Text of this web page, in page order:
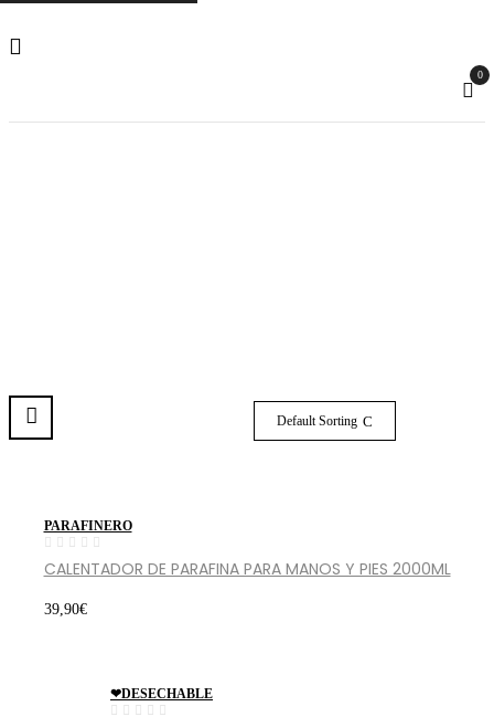
0
Default Sorting
PARAFINERO
CALENTADOR DE PARAFINA PARA MANOS Y PIES 2000ML
39,90€
❤DESECHABLE